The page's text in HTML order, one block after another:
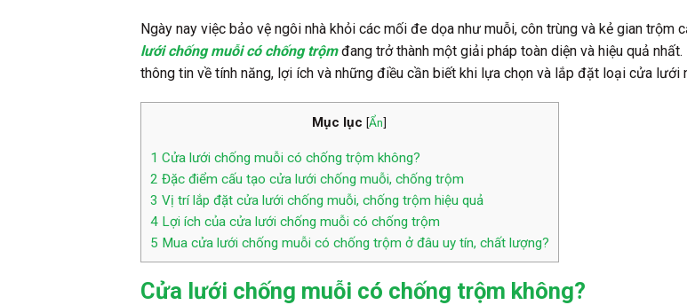
Ngày nay việc bảo vệ ngôi nhà khỏi các mối đe dọa như muỗi, côn trùng và kẻ gian trộm
lưới chống muỗi có chống trộmđang trở thành một giải pháp toàn diện và hiệu quả nhất.
thông tin về tính năng, lợi ích và những điều cần biết khi lựa chọn và lắp đặt loại cửa lưới
Mục lục [Ẩn]
1 Cửa lưới chống muỗi có chống trộm không?
2 Đặc điểm cấu tạo cửa lưới chống muỗi, chống trộm
3 Vị trí lắp đặt cửa lưới chống muỗi, chống trộm hiệu quả
4Lợi ích của cửa lưới chống muỗi có chống trộm
5 Mua cửa lưới chống muỗi có chống trộm ở đâu uy tín, chất lượng?
Cửa lưới chống muỗi có chống trộm không?